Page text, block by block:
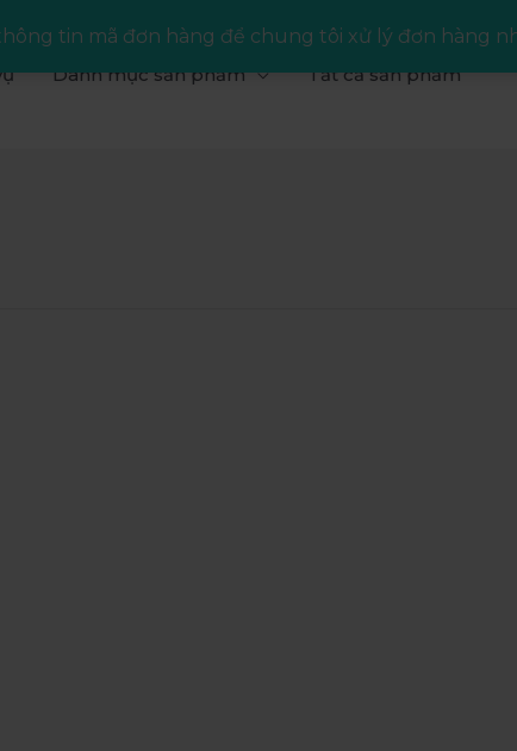
Danh mục sản phẩm Tất cả sản phẩm
tin mã đơn hàng để chung tôi xử lý đơn hàng